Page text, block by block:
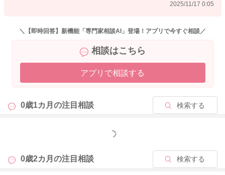
2025/11/17 0:05
＼【即時回答】新機能「専門家相談AI」登場！アプリで今すぐ相談／
相談はこちら
アプリで相談する
0歳1カ月の注目相談 検索する
もっと見る
0歳2カ月の注目相談 検索する